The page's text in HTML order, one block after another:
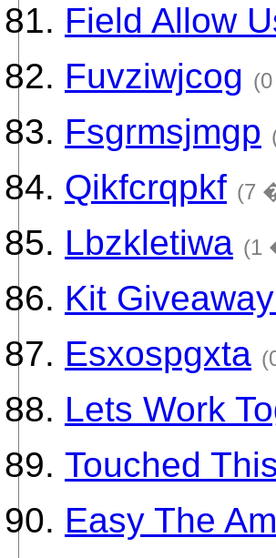
Field Allow
Fuvziwjcog
Fsgrmsjmgp
Qikfcrqpkf (7
Lbzkletiwa
Kit
Esxospgxta
Lets Work
Touched
Easy The